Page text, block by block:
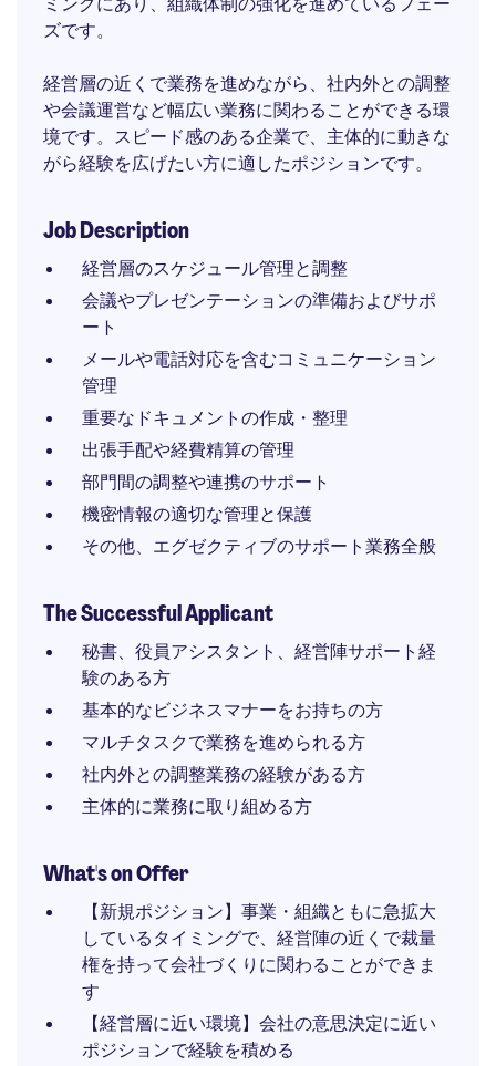
ズです。
経営層の近くで業務を進めながら、社内外との調整
や会議運営など幅広い業務に関わることができる環
境です。スピード感のある企業で、主体的に動きな
がら経験を広げたい方に適したポジションです。
Job Description
経営層のスケジュール管理と調整
会議やプレゼンテーションの準備およびサポ
ート
メールや電話対応を含むコミュニケーション
管理
重要なドキュメントの作成・整理
出張手配や経費精算の管理
部門間の調整や連携のサポート
機密情報の適切な管理と保護
その他、エグゼクティブのサポート業務全般
The Successful Applicant
秘書、役員アシスタント、経営陣サポート経
験のある方
基本的なビジネスマナーをお持ちの方
マルチタスクで業務を進められる方
社内外との調整業務の経験がある方
主体的に業務に取り組める方
What's on Offer
【新規ポジション】事業・組織ともに急拡大
しているタイミングで、経営陣の近くで裁量
権を持って会社づくりに関わることができま
す
【経営層に近い環境】会社の意思決定に近い
ポジションで経験を積める